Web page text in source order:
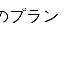
プラン